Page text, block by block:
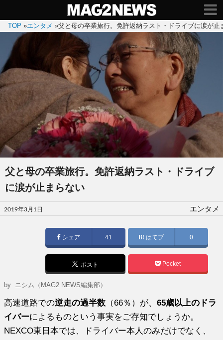
TOP »エンタメ »父と母の卒業旅行。免許返納ラスト・ドライブに涙が止
父と母の卒業旅行。免許返納ラスト・ドライブ
に涙が止まらない
投
稿
2019年3月1日 エンタメ
シェア 41 はてブ 0
ポスト Pocket
by ニシム（MAG2 NEWS編集部）
高速道路での逆走の過半数 （66％）が、65歳以上のドラ
イバーによるものという事実をご存知でしょうか。
NEXCO東日本では、ドライバー本人のみだけでなく、